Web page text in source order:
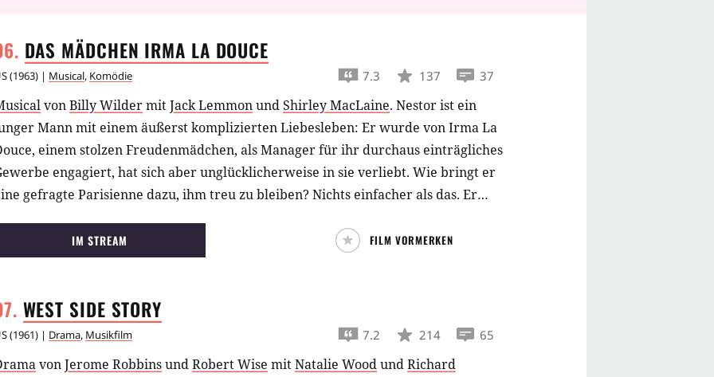
DAS MÄDCHEN IRMA LA DOUCE
(1963) | Musical, Komödie 7.3 137 37
vonBilly WildermitJack LemmonundShirley MacLaine. Nestor ist ein
Mann mit einem äußerst komplizierten Liebesleben: Er wurde von Irma La
einem stolzen Freudenmädchen, als Manager für ihr durchaus einträgliches
engagiert, hat sich aber unglücklicherweise in sie verliebt. Wie bringt er
gefragte Parisienne dazu, ihm treu zu bleiben? Nichts einfacher als das. Er
Kunden und ausschließlicher Einnahmequelle wird. Doch was soll der
Manager tun, als die begehrenswerte Irma erklärt, ihr Herz gehöre
IM STREAM FILM VORMERKEN
WEST SIDE STORY
(1961) | Drama, Musikfilm 7.2 214 65
vonJerome RobbinsundRobert Wise mitNatalie WoodundRichard